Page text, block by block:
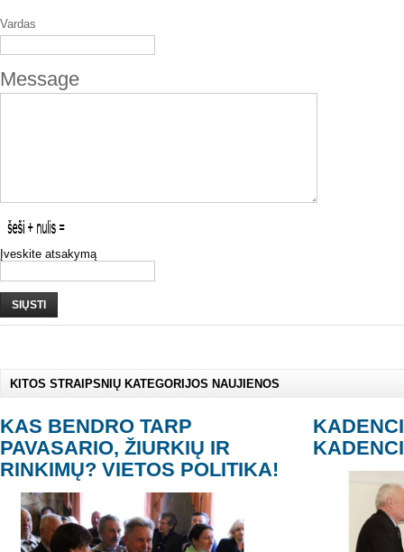
Vardas
Message
Įveskite atsakymą
SIŲSTI
KITOS STRAIPSNIŲ KATEGORIJOS NAUJIENOS
KAS BENDRO TARP
PAVASARIO, ŽIURKIŲ IR
RINKIMŲ? VIETOS POLITIKA!